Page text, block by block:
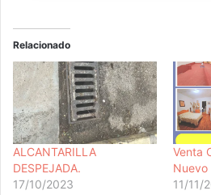
Relacionado
ALCANTARILLA
DESPEJADA.
17/10/2023
Venta
11/11/